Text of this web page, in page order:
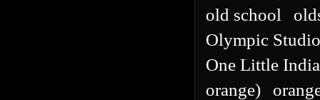
old school
Olympic
One Little
orange)